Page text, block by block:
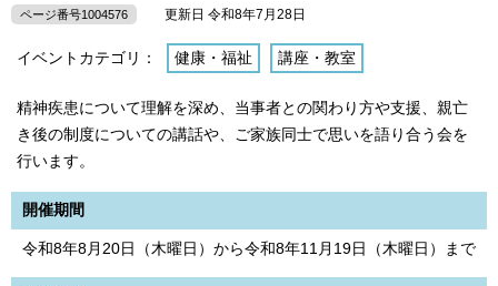
ページ番号1004576 更新日 令和8年7月28日
イベントカテゴリ： 健康・福祉 講座・教室
精神疾患について理解を深め、当事者との関わり方や支援、親亡
き後の制度についての講話や、ご家族同士で思いを語り合う会を
行います。
開催期間
令和8年8月20日（木曜日）から令和8年11月19日（木曜日）まで